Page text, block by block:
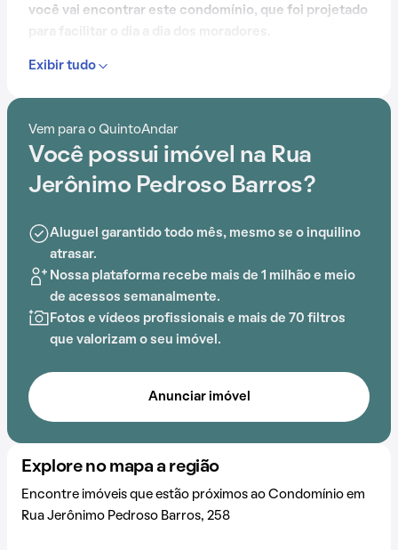
você vai encontrar este condomínio, que foi projetado
comodidades, este condomínio pode ser uma boa
momentos sem sair de casa e more em um condomínio
que oferece portaria 24 horas, salão de festas,
churrasqueira e playground.
Exibir tudo
Vem para o QuintoAndar
Você possui imóvel na Rua
Jerônimo Pedroso Barros?
Aluguel garantido todo mês, mesmo se o inquilino
atrasar.
Nossa plataforma recebe mais de 1 milhão e meio
de acessos semanalmente.
Fotos e vídeos profissionais e mais de 70 filtros
que valorizam o seu imóvel.
Anunciar imóvel
Explore no mapa a região
Encontre imóveis que estão próximos ao Condomínio em
Rua Jerônimo Pedroso Barros, 258